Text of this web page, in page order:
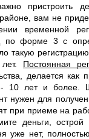
пристроить
вам не
временной
форме 3 с
такую
Постоянная
делается
10 лет и более.
нужен для
при приеме на
деньги,
уже нет,